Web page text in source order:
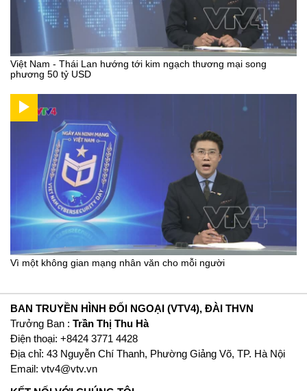
Việt Nam - Thái Lan hướng tới kim ngạch thương mại song
phương 50 tỷ USD
Vì một không gian mạng nhân văn cho mỗi người
BAN TRUYỀN HÌNH ĐỐI NGOẠI (VTV4), ĐÀI THVN
Trưởng Ban : Trần Thị Thu Hà
Ðiện thoại: +8424 3771 4428
Địa chỉ: 43 Nguyễn Chí Thanh, Phường Giảng Võ, TP. Hà Nội
Email: vtv4@vtv.vn